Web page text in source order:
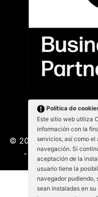
© 2026 Kabu Blanu
- Lepant 339/341
Política de
Este sitio web utiliza
información con la
servicios, así como el
navegación. Si
aceptación de la
usuario tiene la
navegador pudiendo,
sean instaladas en